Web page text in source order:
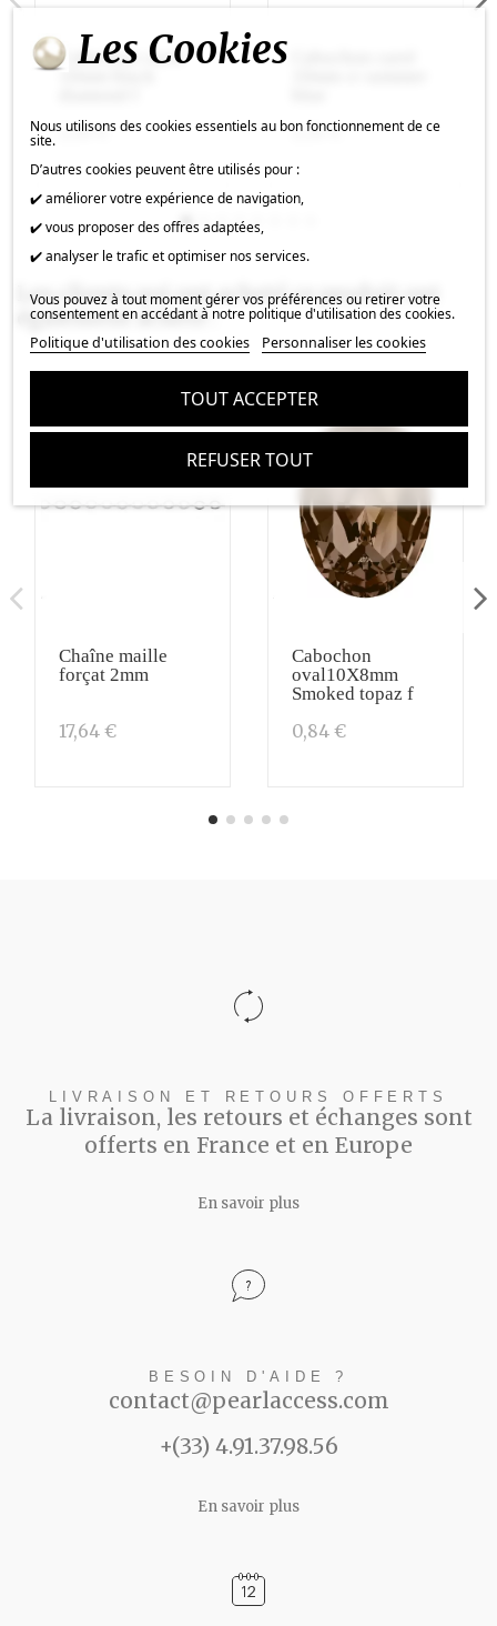
Cabochon carré
10mm black
2,18 €
2,18 €
Les clients qui ont acheté ce produit ont
également acheté :
Chaîne maille
forçat 2mm
17,64 €
Cabochon
oval10X8mm
Smoked topaz f
0,84 €
LIVRAISON ET RETOURS OFFERTS
La livraison, les retours et échanges sont
offerts en France et en Europe
En savoir plus
BESOIN D'AIDE ?
contact@pearlaccess.com
+(33) 4.91.37.98.56
En savoir plus
Les Cookies
Nous utilisons des cookies essentiels au bon fonctionnement de ce
site.
D’autres cookies peuvent être utilisés pour :
✔️ améliorer votre expérience de navigation,
✔️ vous proposer des offres adaptées,
✔️ analyser le trafic et optimiser nos services.
Vous pouvez à tout moment gérer vos préférences ou retirer votre
consentement en accédant à notre politique d'utilisation des cookies.
Politique d'utilisation des cookies
Personnaliser les cookies
REFUSER TOUT
TOUT ACCEPTER